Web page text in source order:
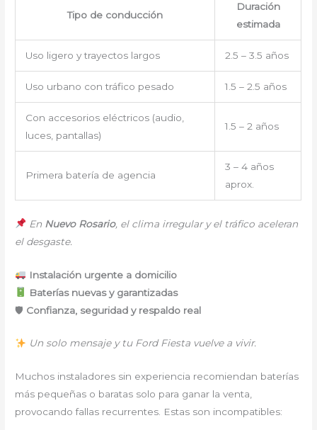
Tipo de conducción
Duración
estimada
Uso ligero y trayectos largos 2.5 – 3.5 años
Uso urbano con tráfico pesado 1.5 – 2.5 años
Con accesorios eléctricos (audio,
luces, pantallas)
1.5 – 2 años
Primera batería de agencia
3 – 4 años
aprox.
En Nuevo Rosario, el clima irregular y el tráfico aceleran
el desgaste.
Instalación urgente a domicilio
Baterías nuevas y garantizadas
🛡 Confianza, seguridad y respaldo real
Un solo mensaje y tu Ford Fiesta vuelve a vivir.
Muchos instaladores sin experiencia recomiendan baterías
más pequeñas o baratas solo para ganar la venta,
provocando fallas recurrentes. Estas son incompatibles: